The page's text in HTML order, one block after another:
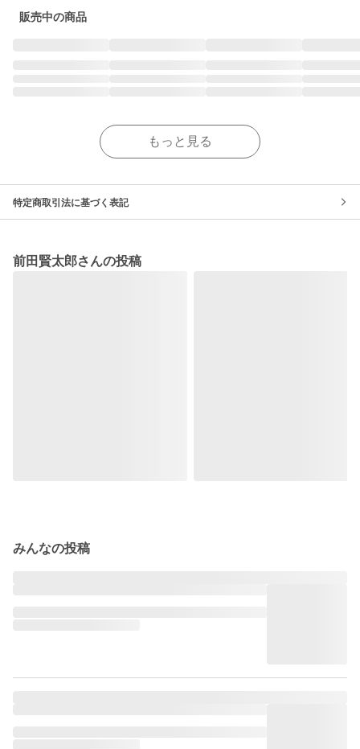
販売中の商品
もっと見る
特定商取引法に基づく表記
前田賢太郎さんの投稿
みんなの投稿